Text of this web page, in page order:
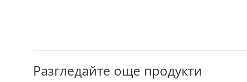
Разгледайте още продукти